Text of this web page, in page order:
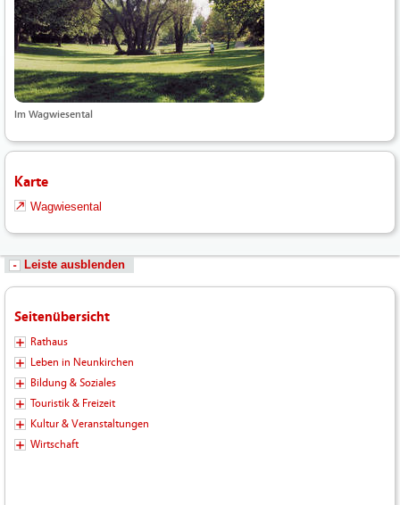
Im Wagwiesental
Karte
Wagwiesental
Leiste ausblenden
Seitenübersicht
Rathaus
Leben in Neunkirchen
Bildung & Soziales
Touristik & Freizeit
Kultur & Veranstaltungen
Wirtschaft